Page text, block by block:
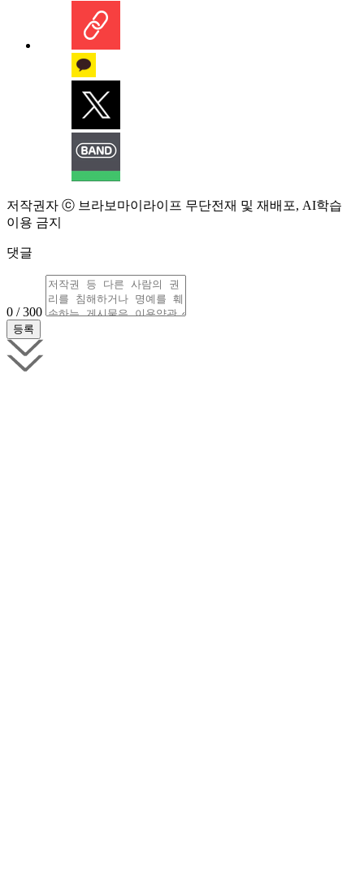
저작권자 ⓒ 브라보마이라이프 무단전재 및 재배포, AI학습
이용 금지
댓글
0 / 300